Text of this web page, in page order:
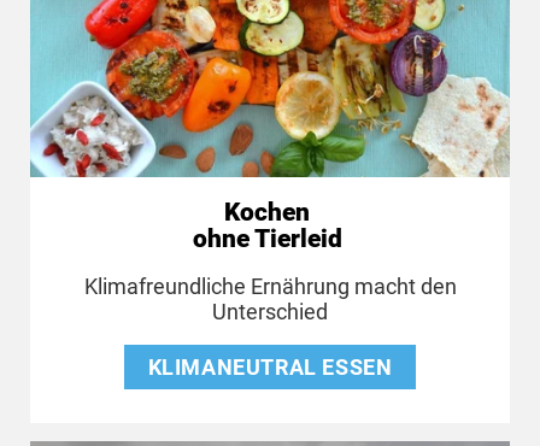
Kochen
ohne Tierleid
Klimafreundliche Ernährung macht den
Unterschied
KLIMANEUTRAL ESSEN